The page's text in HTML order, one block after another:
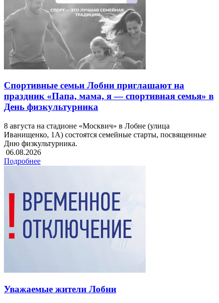
Спортивные семьи Лобни приглашают на
праздник «Папа, мама, я — спортивная семья» в
День физкультурника
8 августа на стадионе «Москвич» в Лобне (улица
Иванищенко, 1А) состоятся семейные старты, посвященные
Дню физкультурника.
06.08.2026
Подробнее
Уважаемые жители Лобни